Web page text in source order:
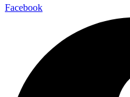
Facebook